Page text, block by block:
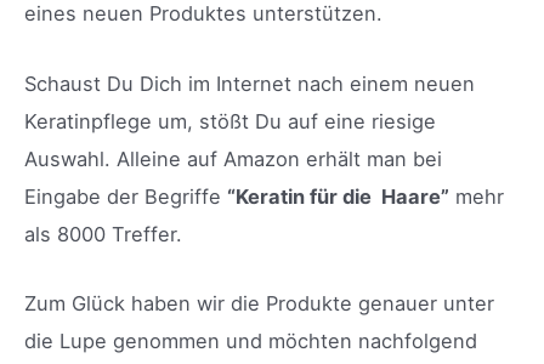
eines neuen Produktes unterstützen.
Schaust Du Dich im Internet nach einem neuen
Keratinpflege um, stößt Du auf eine riesige
Auswahl. Alleine auf Amazon erhält man bei
Eingabe der Begriffe “Keratin für die Haare” mehr
als 8000 Treffer.
Zum Glück haben wir die Produkte genauer unter
die Lupe genommen und möchten nachfolgend